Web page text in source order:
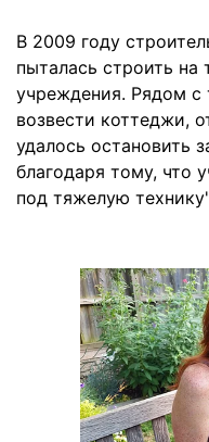
В 2009 году
пыталась строить на
учреждения. Рядом с
возвести коттеджи,
удалось остановить
благодаря тому, что
под тяжелую